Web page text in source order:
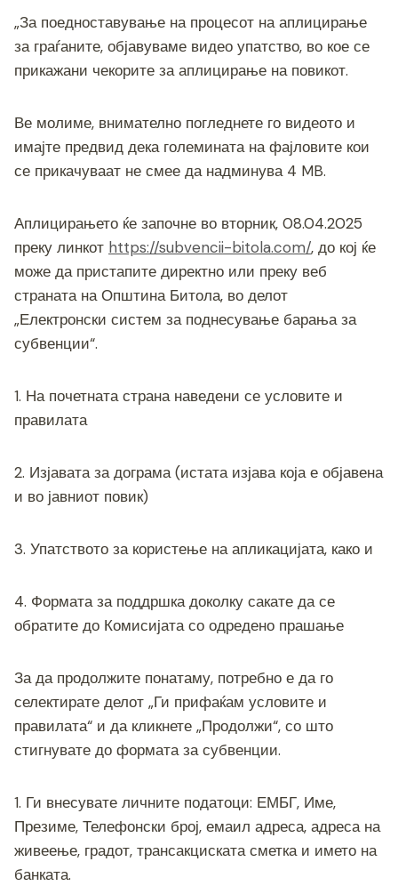
„За поедноставување на процесот на аплицирање
за граѓаните, објавуваме видео упатство, во кое се
прикажани чекорите за аплицирање на повикот.
Ве молиме, внимателно погледнете го видеото и
имајте предвид дека големината на фајловите кои
се прикачуваат не смее да надминува 4 MB.
Аплицирањето ќе започне во вторник, 08.04.2025
преку линкот https://subvencii-bitola.com/, до кој ќе
може да пристапите директно или преку веб
страната на Општина Битола, во делот
„Електронски систем за поднесување барања за
субвенции“.
1. На почетната страна наведени се условите и
правилата
2. Изјавата за дограма (истата изјава која е објавена
и во јавниот повик)
3. Упатството за користење на апликацијата, како и
4. Формата за поддршка доколку сакате да се
обратите до Комисијата со одредено прашање
За да продолжите понатаму, потребно е да го
селектирате делот „Ги прифаќам условите и
правилата“ и да кликнете „Продолжи“, со што
стигнувате до формата за субвенции.
1. Ги внесувате личните податоци: ЕМБГ, Име,
Презиме, Телефонски број, емаил адреса, адреса на
живеење, градот, трансакциската сметка и името на
банката.